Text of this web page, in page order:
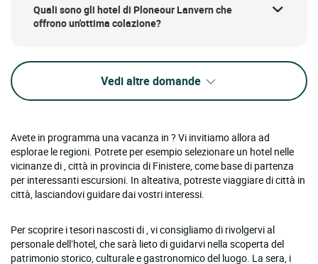
Quali sono gli hotel di Ploneour Lanvern che
offrono un'ottima colazione?
Vedi altre domande
Avete in programma una vacanza in ? Vi invitiamo allora ad
esplorae le regioni. Potrete per esempio selezionare un hotel nelle
vicinanze di , città in provincia di Finistere, come base di partenza
per interessanti escursioni. In alteativa, potreste viaggiare di città in
città, lasciandovi guidare dai vostri interessi.
Per scoprire i tesori nascosti di , vi consigliamo di rivolgervi al
personale dell’hotel, che sarà lieto di guidarvi nella scoperta del
patrimonio storico, culturale e gastronomico del luogo. La sera, i